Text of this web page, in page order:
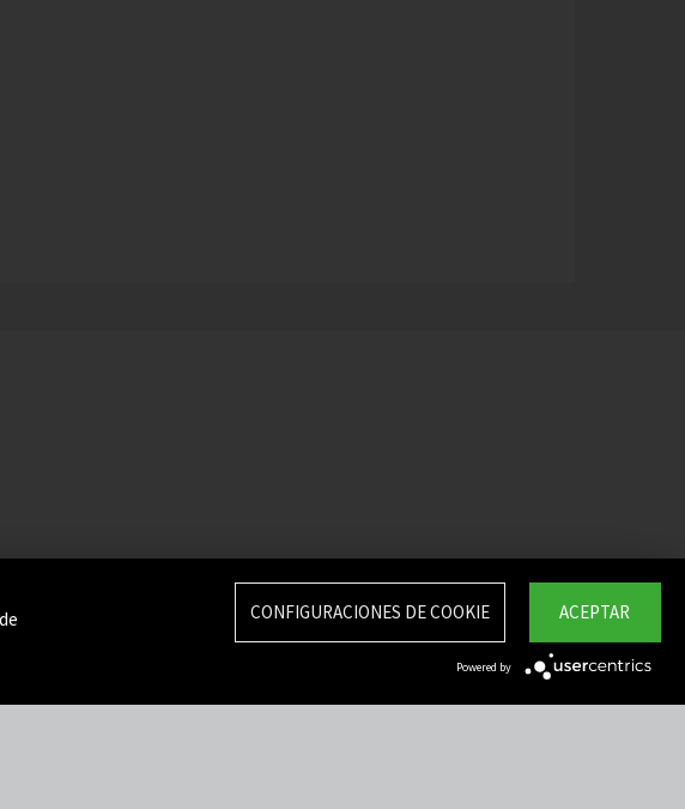
ACEPTAR
CONFIGURACIONES DE COOKIE
Powered by